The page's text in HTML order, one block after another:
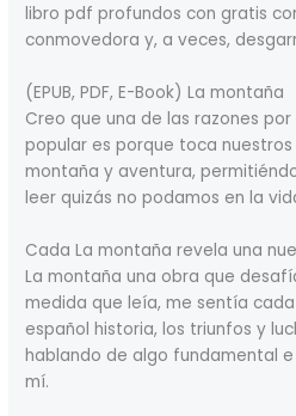
libro pdf profundos con gratis
conmovedora y, a veces,
(EPUB, PDF, E-Book) La montaña
Creo que una de las razones
popular es porque toca
montaña y aventura,
leer quizás no podamos en la
Cada La montaña revela una
La montaña una obra que
medida que leía, me sentía
español historia, los triunfos y
hablando de algo fundamental
mí.